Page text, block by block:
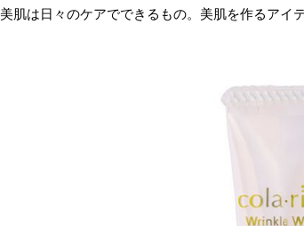
美肌は日々のケアでできるもの。美肌を作るアイ